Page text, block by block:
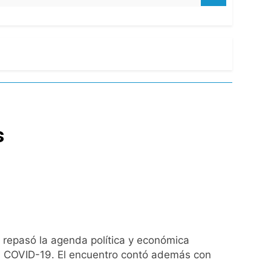
como «delincuentes anarquistas»
capítulo
la agenda política y económica
19. El encuentro contó además con